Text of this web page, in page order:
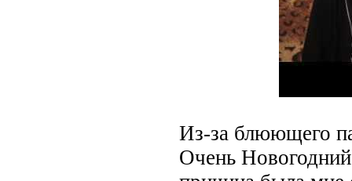
Из-за блюющего
Очень